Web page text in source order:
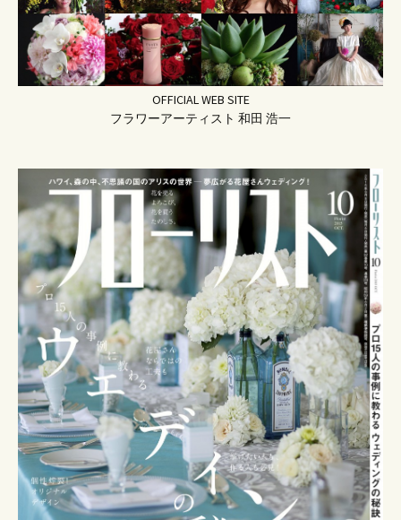
OFFICIAL WEB SITE
フラワーアーティスト 和田 浩一